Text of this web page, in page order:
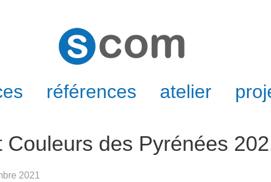
références atelier
Couleurs des Pyrénées
2021